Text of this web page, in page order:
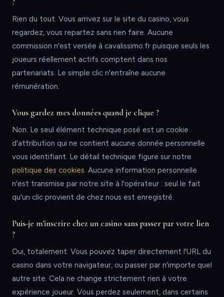
Rien du tout. Vous arrivez sur le site du casino, vous
regardez, vous repartez sans rien faire. Aucune
commission n'est versée à cavalissimo.fr puisque seuls les
joueurs réellement actifs comptent dans nos
partenariats. Le simple clic n'entraîne aucune
rémunération.
Vous gardez mes données quand je clique ?
Non. Le seul élément technique posé est un cookie
d'attribution qui ne contient aucune donnée personnelle
vous identifiant. Le détail technique figure sur notre
politique des cookies. Aucune information personnelle
n'est transmise par notre site à l'opérateur : seul le fait
qu'un clic provient de chez nous est enregistré.
Puis-je m'inscrire chez un casino sans passer par votre lien
?
Oui, totalement. Vous pouvez taper directement l'URL du
casino dans votre navigateur, ou passer par n'importe quel
autre site. Cela ne change strictement rien à votre
expérience joueur. Vous perdez seulement, dans certains